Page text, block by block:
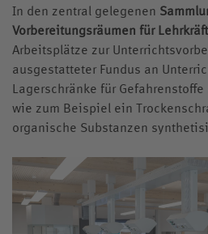
In den zentral gelegenen
Vorbereitungsräumen für
Arbeitsplätze zur
ausgestatteter Fundus an
Lagerschränke für
wie zum Beispiel ein
organische Substanzen